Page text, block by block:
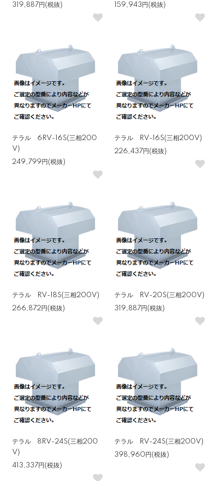
319,887円(税抜)
159,943円(税抜)
テラル 6RV-16S(三相200
V)
249,799円(税抜)
テラル RV-16S(三相200V)
226,437円(税抜)
テラル RV-18S(三相200V)
266,872円(税抜)
テラル RV-20S(三相200V)
319,887円(税抜)
テラル 8RV-24S(三相200
V)
413,337円(税抜)
テラル RV-24S(三相200V)
398,960円(税抜)